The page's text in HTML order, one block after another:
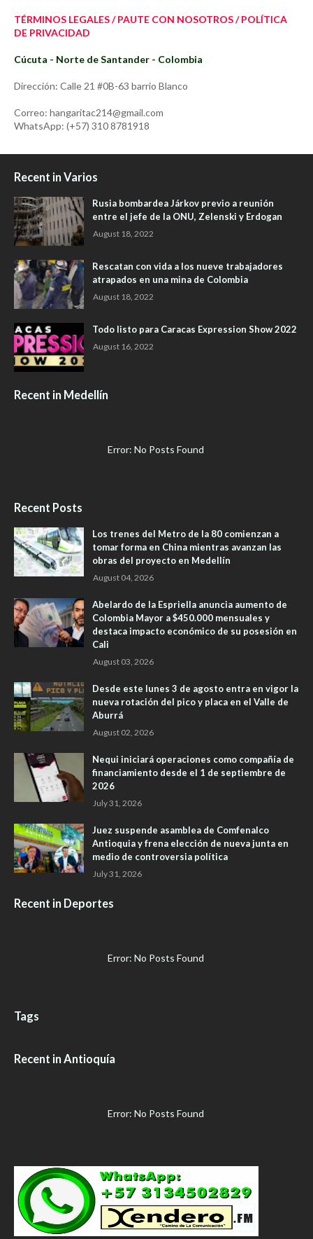
TÉRMINOS LEGALES / PAUTE CON NOSOTROS / POLÍTICA
DE PRIVACIDAD
Cúcuta - Norte de Santander - Colombia
Dirección: Calle 21 #0B-63 barrio Blanco
Correo: hangaritac214@gmail.com
WhatsApp: (+57) 310 8781918
Recent in Varios
Rusia bombardea Járkov previo a reunión
entre el jefe de la ONU, Zelenski y Erdogan
August 18, 2022
Rescatan con vida a los nueve trabajadores
atrapados en una mina de Colombia
August 18, 2022
Todo listo para Caracas Expression Show 2022
August 16, 2022
Recent in Medellín
Error: No Posts Found
Recent Posts
Los trenes del Metro de la 80 comienzan a
tomar forma en China mientras avanzan las
obras del proyecto en Medellín
August 04, 2026
Abelardo de la Espriella anuncia aumento de
Colombia Mayor a $450.000 mensuales y
destaca impacto económico de su posesión en
Cali
August 03, 2026
Desde este lunes 3 de agosto entra en vigor la
nueva rotación del pico y placa en el Valle de
Aburrá
August 02, 2026
Nequi iniciará operaciones como compañía de
financiamiento desde el 1 de septiembre de
2026
July 31, 2026
Juez suspende asamblea de Comfenalco
Antioquia y frena elección de nueva junta en
medio de controversia política
July 31, 2026
Recent in Deportes
Error: No Posts Found
Tags
Recent in Antioquía
Error: No Posts Found